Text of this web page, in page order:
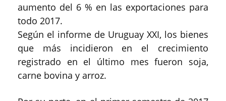
aumento del 6 % en las exportaciones para
todo 2017.
Según el informe de Uruguay XXI, los bienes
que más incidieron en el crecimiento
registrado en el último mes fueron soja,
carne bovina y arroz.